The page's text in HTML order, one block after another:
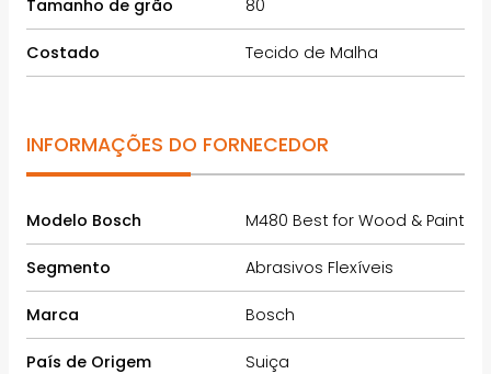
Tamanho de grão 80
Costado Tecido de Malha
INFORMAÇÕES DO FORNECEDOR
Modelo Bosch M480 Best for Wood & Paint
Segmento Abrasivos Flexíveis
Marca Bosch
País de Origem Suiça